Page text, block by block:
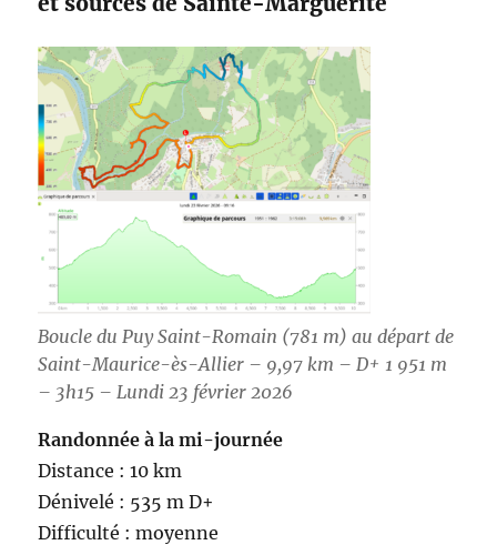
Boucle du Puy Saint-Romain (781 m) au départ de
Saint-Maurice-ès-Allier – 9,97 km – D+ 1 951 m
– 3h15 – Lundi 23 février 2026
Randonnée à la mi-journée
Distance : 10 km
Dénivelé : 535 m D+
Difficulté : moyenne